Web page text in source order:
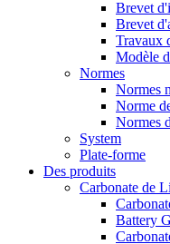
Brevet
Brevet
Travaux
Modèle
Normes
Normes
Norme
Normes
System
Plate-forme
Des produits
Carbonate de
Battery